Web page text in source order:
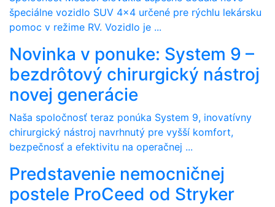
špeciálne vozidlo SUV 4x4 určené pre rýchlu lekársku
pomoc v režime RV. Vozidlo je ...
Novinka v ponuke: System 9 –
bezdrôtový chirurgický nástroj
novej generácie
Naša spoločnosť teraz ponúka System 9, inovatívny
chirurgický nástroj navrhnutý pre vyšší komfort,
bezpečnosť a efektivitu na operačnej ...
Predstavenie nemocničnej
postele ProCeed od Stryker